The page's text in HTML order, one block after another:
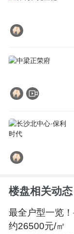
楼盘相关动态
最全户型一览
约26500元/㎡